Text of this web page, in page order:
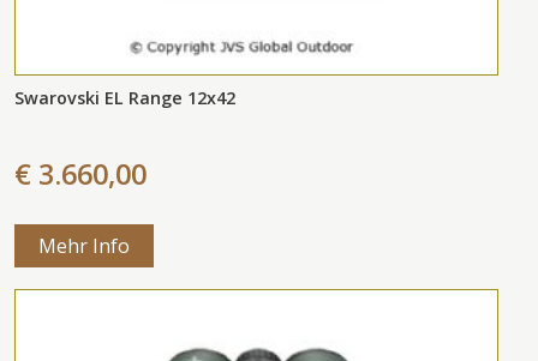
Swarovski EL Range 12x42
€ 3.660,00
Mehr Info